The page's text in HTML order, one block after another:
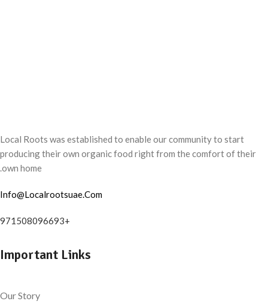
Local Roots was established to enable our community to start
producing their own organic food right from the comfort of their
own home.
Info@Localrootsuae.Com
+971508096693
Important Links
Our Story